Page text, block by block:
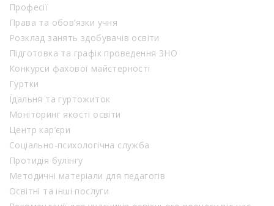
Професії
Права та обов’язки учня
Розклад занять здобувачів освіти
Підготовка та графік проведення ЗНО
Конкурси фахової майстерності
Гуртки
Їдальня та гуртожиток
Моніторинг якості освіти
Центр кар’єри
Соціально-психологічна служба
Протидія булінгу
Методичні матеріали для педагогів
Освітні та інші послуги